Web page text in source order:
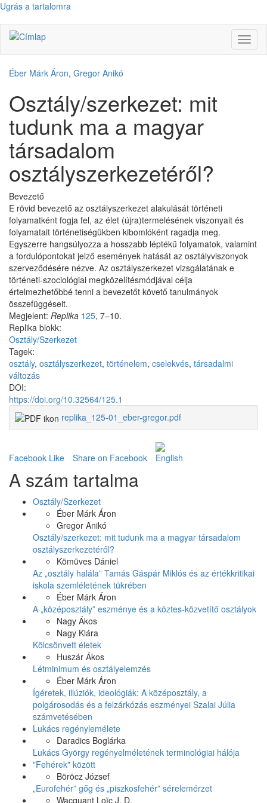
Ugrás a tartalomra
Éber Márk Áron, Gregor Anikó
Osztály/szerkezet: mit
tudunk ma a magyar
társadalom
osztályszerkezetéről?
Bevezető
E rövid bevezető az osztályszerkezet alakulását történeti
folyamatként fogja fel, az élet (újra)termelésének viszonyait és
folyamatait történetiségükben kibomlóként ragadja meg.
Egyszerre hangsúlyozza a hosszabb léptékű folyamatok, valamint
a fordulópontokat jelző események hatását az osztályviszonyok
szerveződésére nézve. Az osztályszerkezet vizsgálatának e
történeti-szociológiai megközelítésmódjával célja
értelmezhetőbbé tenni a bevezetőt követő tanulmányok
összefüggéseit.
Megjelent: Replika 125, 7–10.
Replika blokk:
Osztály/Szerkezet
Tagek:
osztály, osztályszerkezet, történelem, cselekvés, társadalmi
változás
DOI:
https://doi.org/10.32564/125.1
replika_125-01_eber-gregor.pdf
Facebook Like Share on Facebook
A szám tartalma
Osztály/Szerkezet
Éber Márk Áron
Gregor Anikó
Osztály/szerkezet: mit tudunk ma a magyar társadalom
osztályszerkezetéről?
Kömüves Dániel
Az „osztály halála” Tamás Gáspár Miklós és az értékkritikai
iskola szemléletének tükrében
Éber Márk Áron
A „középosztály” eszménye és a köztes-közvetítő osztályok
Nagy Ákos
Nagy Klára
Kölcsönvett életek
Huszár Ákos
Létminimum és osztályelemzés
Éber Márk Áron
Ígéretek, illúziók, ideológiák: A középosztály, a
polgárosodás és a felzárkózás eszményei Szalai Júlia
számvetésében
Lukács regénylemélete
Daradics Boglárka
Lukács György regényelméletének terminológiai hálója
"Fehérek" között
Böröcz József
„Eurofehér” gőg és „piszkosfehér” sérelemérzet
Wacquant Loïc J. D.